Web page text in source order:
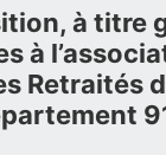
à titre
à
Retraités